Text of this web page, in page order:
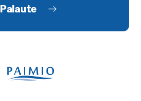
Palaute